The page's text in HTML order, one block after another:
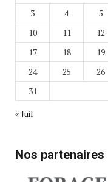
3
4 5
10
11 12
17
18 19
24
25 26
31
« Juil
Nos partenaires